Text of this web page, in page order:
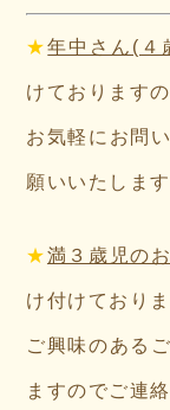
★年中さん(４
けておりますの
お気軽にお問
願いいたします
★満３歳児の
け付けており
ご興味のある
ますのでご連